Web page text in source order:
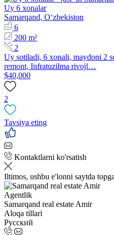
Uy 6 xonalar
Samarqand, Oʻzbekiston
6
200 m²
2
Uy sotiladi, 6 xonali, maydoni 2
remont, Infratuzilma rivojl…
$40,000
2
Tavsiya eting
Kontaktlarni ko'rsatish
Iltimos, ushbu e'lonni saytda
Agentlik
Samarqand real estate Amir
Aloqa tillari
Русский